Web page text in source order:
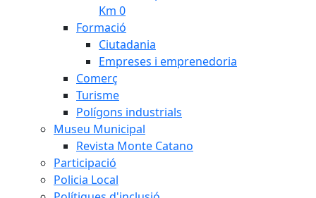
Km 0
Formació
Ciutadania
Empreses i emprenedoria
Comerç
Turisme
Polígons industrials
Museu Municipal
Revista Monte Catano
Participació
Policia Local